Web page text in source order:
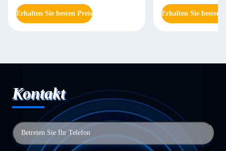
Erhalten Sie besten Preis Erhalten Sie besten
Kontakt